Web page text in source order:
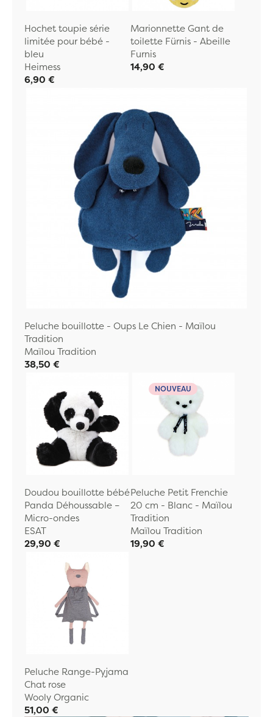
Hochet toupie série
limitée pour bébé -
bleu
Heimess
6,90 €
Marionnette Gant de
toilette Fürnis - Abeille
Furnis
14,90 €
Peluche bouillotte - Oups Le Chien - Maïlou
Tradition
Maïlou Tradition
38,50 €
Doudou bouillotte bébé
Panda Déhoussable –
Micro-ondes
ESAT
29,90 €
NOUVEAU
Peluche Petit Frenchie
20 cm - Blanc - Maïlou
Tradition
Maïlou Tradition
19,90 €
Peluche Range-Pyjama
Chat rose
Wooly Organic
51,00 €